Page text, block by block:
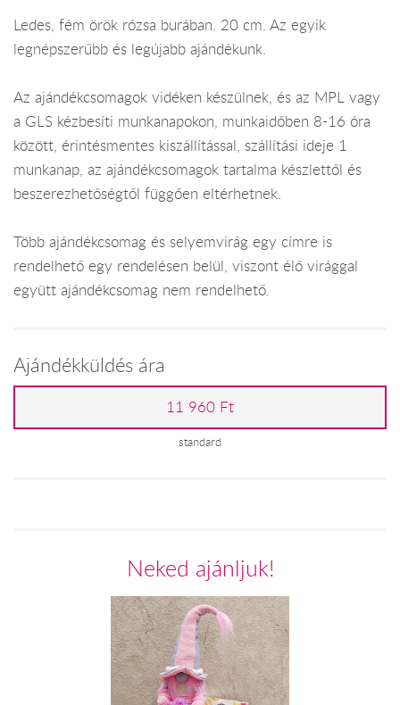
Ledes, fém örök rózsa burában. 20 cm. Az egyik
legnépszerűbb és legújabb ajándékunk.
Az ajándékcsomagok vidéken készülnek, és az MPL vagy
a GLS kézbesíti munkanapokon, munkaidőben 8-16 óra
között, érintésmentes kiszállítással, szállítási ideje 1
munkanap, az ajándékcsomagok tartalma készlettől és
beszerezhetőségtől függően eltérhetnek.
Több ajándékcsomag és selyemvirág egy címre is
rendelhető egy rendelésen belül, viszont élő virággal
együtt ajándékcsomag nem rendelhető.
Ajándékküldés ára
11 960 Ft
standard
Neked ajánljuk!